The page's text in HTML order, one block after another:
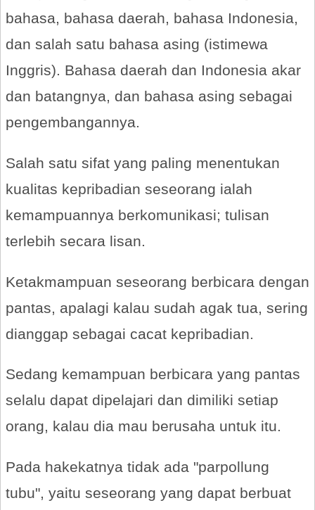
bahasa, bahasa daerah, bahasa Indonesia,
dan salah satu bahasa asing (istimewa
Inggris). Bahasa daerah dan Indonesia akar
dan batangnya, dan bahasa asing sebagai
pengembangannya.
Salah satu sifat yang paling menentukan
kualitas kepribadian seseorang ialah
kemampuannya berkomunikasi; tulisan
terlebih secara lisan.
Ketakmampuan seseorang berbicara dengan
pantas, apalagi kalau sudah agak tua, sering
dianggap sebagai cacat kepribadian.
Sedang kemampuan berbicara yang pantas
selalu dapat dipelajari dan dimiliki setiap
orang, kalau dia mau berusaha untuk itu.
Pada hakekatnya tidak ada "parpollung
tubu", yaitu seseorang yang dapat berbuat